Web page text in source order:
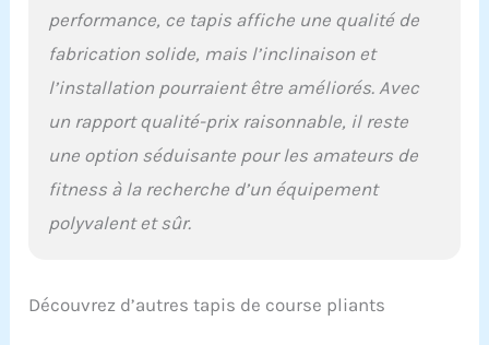
performance, ce tapis affiche une qualité de
fabrication solide, mais l’inclinaison et
l’installation pourraient être améliorés. Avec
un rapport qualité-prix raisonnable, il reste
une option séduisante pour les amateurs de
fitness à la recherche d’un équipement
polyvalent et sûr.
Découvrez d’autres tapis de course pliants